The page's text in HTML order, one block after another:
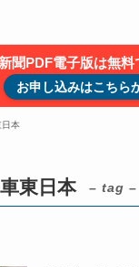
聞PDF電子版は無
お申し込みはこちら
日本
東日本 – tag –